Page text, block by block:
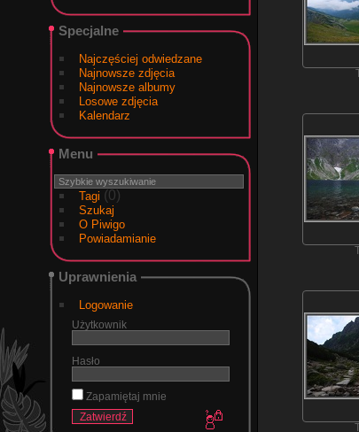
Specjalne
Najczęściej odwiedzane
Najnowsze zdjęcia
Najnowsze albumy
Losowe zdjęcia
Kalendarz
Menu
Tagi (0)
Szukaj
O Piwigo
Powiadamianie
Uprawnienia
Logowanie
Użytkownik
Hasło
Zapamiętaj mnie